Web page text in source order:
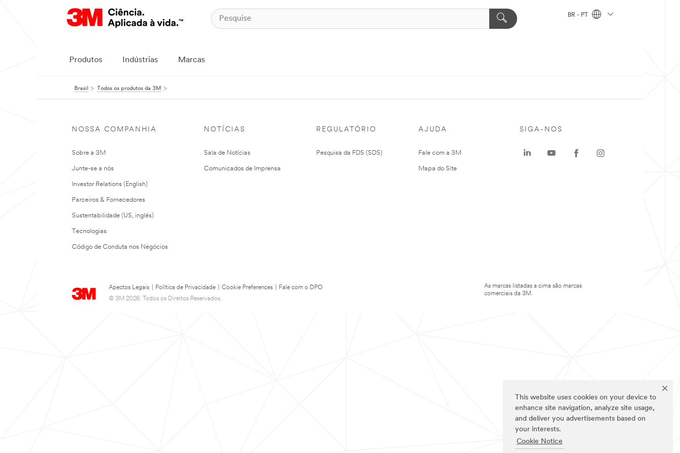
This website uses cookies on your device to
enhance site navigation, analyze site usage,
and deliver you advertisements based on
your interests.
Cookie Notice
BR - PT
Produtos Indústrias Marcas
Brasil Todos os produtos da 3M
NOSSA COMPANHIA
Sobre a 3M
Junte-se a nós
Investor Relations (English)
Parceiros & Fornecedores
Sustentabilidade (US, inglés)
Tecnologias
Código de Conduta nos Negócios
NOTÍCIAS
Sala de Notícias
Comunicados de Imprensa
REGULATÓRIO
Pesquisa da FDS (SDS)
AJUDA
Fale com a 3M
Mapa do Site
Apectos Legais Política de Privacidade Cookie Preferences
Fale com o DPO
© 3M 2026. Todos os Direitos Reservados.
SIGA-NOS
As marcas listadas a cima são marcas
comerciais da 3M.